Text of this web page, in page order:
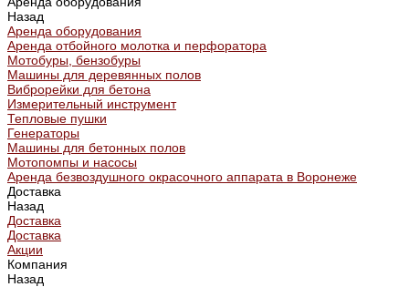
Назад
Аренда оборудования
Аренда отбойного молотка и перфоратора
Мотобуры, бензобуры
Машины для деревянных полов
Виброрейки для бетона
Измерительный инструмент
Тепловые пушки
Генераторы
Машины для бетонных полов
Мотопомпы и насосы
Аренда безвоздушного окрасочного аппарата в Воронеже
Доставка
Назад
Доставка
Доставка
Акции
Компания
Назад